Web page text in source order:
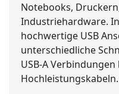
Notebooks,
Industriehardware.
hochwertige USB
unterschiedliche
USB-A
Hochleistungskabeln.